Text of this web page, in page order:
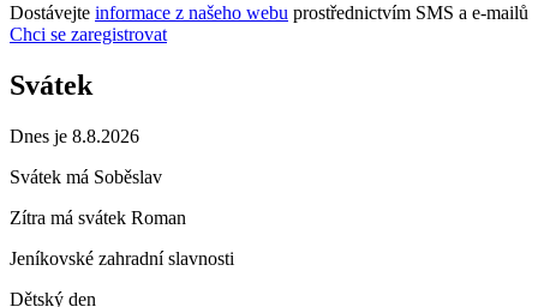
Dostávejte informace z našeho webu prostřednictvím SMS a e-mailů
Chci se zaregistrovat
Svátek
Dnes je 8.8.2026
Svátek má Soběslav
Zítra má svátek Roman
Jeníkovské zahradní slavnosti
Dětský den